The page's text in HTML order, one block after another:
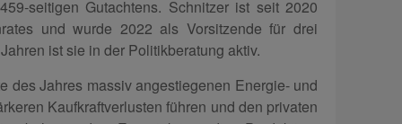
seitigen Gutachtens. Schnitzer ist seit 2020
und wurde 2022 als Vorsitzende für drei
ist sie in der Politikberatung aktiv.
des Jahres massiv angestiegenen Energie- und
Kaufkraftverlusten führen und den privaten